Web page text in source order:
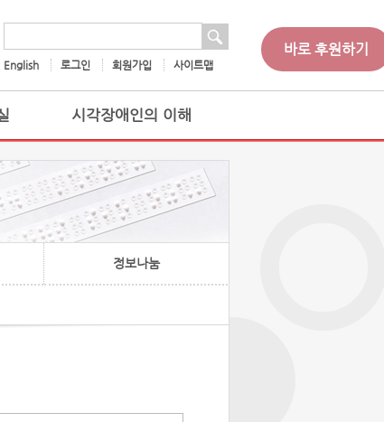
English 로그인 회원가입 사이트맵
바로 후원하기
시각장애인의 이해
정보나눔